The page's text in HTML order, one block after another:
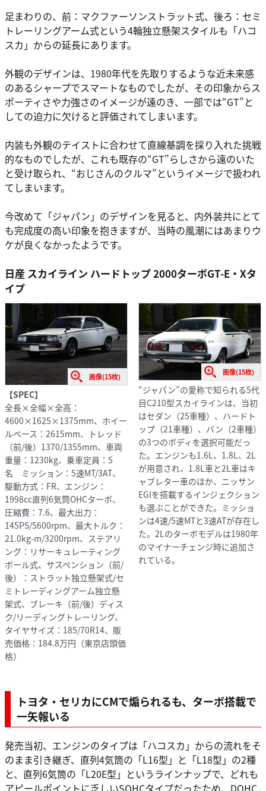
足まわりの、前：マクファーソンストラット式、後ろ：セミ
トレーリングアーム式という4輪独立懸架スタイルも「ハコ
スカ」からの延長にあります。
外観のデザインは、1980年代を先取りするような近未来感
のあるシャープでスマートなものでしたが、その印象からス
ポーティさや力強さのイメージが遠のき、一部では“GT”と
しての迫力に欠けると評価されてしまいます。
内装も外観のテイストに合わせて直線基調を採り入れた挑戦
的なものでしたが、これも既存の“GT”らしさから遠のいた
と受け取られ、“おじさんのクルマ”というイメージで扱われ
てしまいます。
今改めて「ジャパン」のデザインを見ると、内外装共にとて
も完成度の高い印象を抱きますが、当時の風潮にはあまりウ
ケが良くなかったようです。
日産 スカイライン ハードトップ 2000ターボGT-E・Xタ
イプ
画像(15枚)
【SPEC】
全長×全幅×全高：
4600×1625×1375mm、ホイー
ルベース：2615mm、トレッド
（前/後）1370/1355mm、車両
重量：1230kg、乗車定員：5
名 ミッション：5速MT/3AT、
駆動方式：FR、エンジン：
1998cc直列6気筒OHCターボ、
圧縮費：7.6、最大出力：
145PS/5600rpm、最大トルク：
21.0kg-m/3200rpm、ステアリ
ング：リサーキュレーティング
ボール式、サスペンション（前/
後）：ストラット独立懸架式/セ
ミトレーディングアーム独立懸
架式、ブレーキ（前/後）ディス
ク/リーディングトレーリング、
タイヤサイズ：185/70R14、販
売価格：184.8万円（東京店頭価
格）
画像(15枚)
“ジャパン”の愛称で知られる5代
目C210型スカイラインは、当初
はセダン（25車種）、ハードト
ップ（21車種）、バン（2車種）
の3つのボディを選択可能だっ
た。エンジンも1.6L、1.8L、2L
が用意され、1.8L車と2L車はキ
ャブレター車のほか、ニッサン
EGIを搭載するインジェクション
も選ぶことができた。ミッショ
ンは4速/5速MTと3速ATが存在し
た。2Lのターボモデルは1980年
のマイナーチェンジ時に追加さ
れている。
トヨタ・セリカにCMで煽られるも、ターボ搭載で
一矢報いる
発売当初、エンジンのタイプは「ハコスカ」からの流れをそ
のまま引き継ぎ、直列4気筒の「L16型」と「L18型」の2種
と、直列6気筒の「L20E型」というラインナップで、どれも
アピールポイントに乏しいSOHCタイプだったため、DOHC